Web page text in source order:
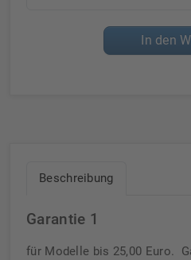
In den
Beschreibung
Garantie 1
für Modelle bis 25,00 Euro.